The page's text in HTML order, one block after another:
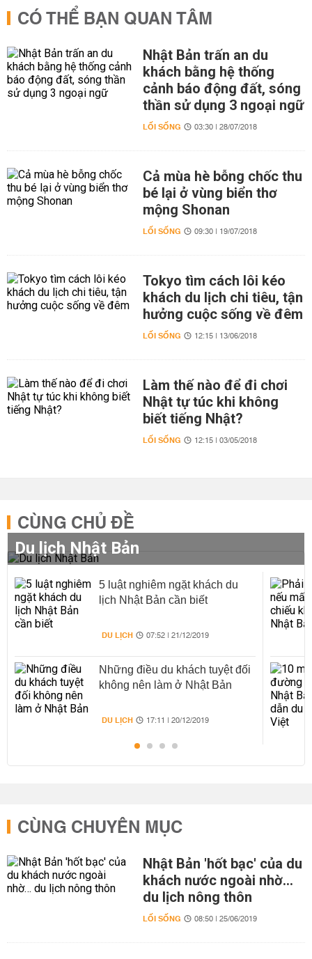
CÓ THỂ BẠN QUAN TÂM
Nhật Bản trấn an du
khách bằng hệ thống
cảnh báo động đất, sóng
thần sử dụng 3 ngoại ngữ
LỐI SỐNG 03:30 | 28/07/2018
Cả mùa hè bỗng chốc thu
bé lại ở vùng biển thơ
mộng Shonan
LỐI SỐNG 09:30 | 19/07/2018
Tokyo tìm cách lôi kéo
khách du lịch chi tiêu, tận
hưởng cuộc sống về đêm
LỐI SỐNG 12:15 | 13/06/2018
Làm thế nào để đi chơi
Nhật tự túc khi không
biết tiếng Nhật?
LỐI SỐNG 12:15 | 03/05/2018
CÙNG CHỦ ĐỀ
Du lịch Nhật Bản
5 luật nghiêm ngặt khách du
lịch Nhật Bản cần biết
DU LỊCH 07:52 | 21/12/2019
Những điều du khách tuyệt đối
không nên làm ở Nhật Bản
DU LỊCH 17:11 | 20/12/2019
CÙNG CHUYÊN MỤC
Nhật Bản 'hốt bạc' của du
khách nước ngoài nhờ…
du lịch nông thôn
LỐI SỐNG 08:50 | 25/06/2019